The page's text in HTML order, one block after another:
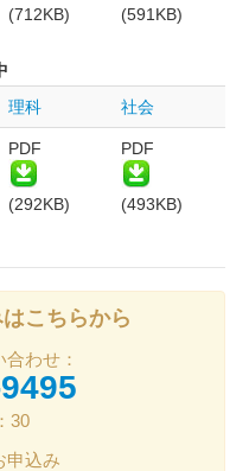
(712KB) (591KB)
理科 社会
PDF
(292KB)
PDF
(493KB)
こちらから
わせ：
30
申込み